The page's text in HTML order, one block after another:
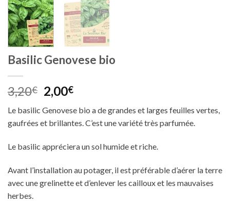
Basilic Genovese bio
3,20€ Le
prix
initial
était :
2,00€Le
actuel
est :
Le basilic Genovese bio a de grandes et larges feuilles vertes,
gaufrées et brillantes. C’est une variété très parfumée.
Le basilic appréciera un sol humide et riche.
Avant l’installation au potager, il est préférable d’aérer la terre
avec une grelinette et d’enlever les cailloux et les mauvaises
herbes.